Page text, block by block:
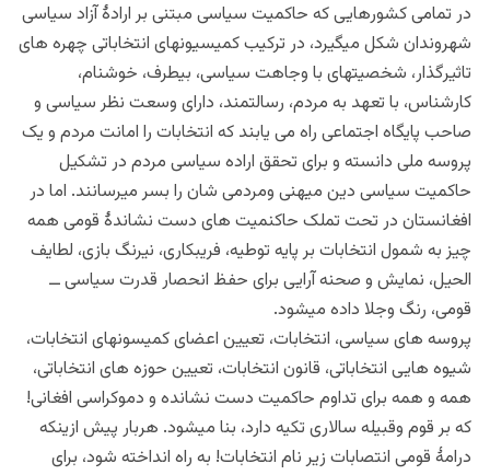
در تمامی کشورهایی که حاکمیت سیاسی مبتنی بر ارادۀ آزاد سیاسی
شهروندان شکل میگیرد، در ترکیب کمیسیونهای انتخاباتی چهره های
تاثیرگذار، شخصیتهای با وجاهت سیاسی، بیطرف، خوشنام،
کارشناس، با تعهد به مردم، رسالتمند، دارای وسعت نظر سیاسی و
صاحب پایگاه اجتماعی راه می یابند که انتخابات را امانت مردم و یک
پروسه ملی دانسته و برای تحقق اراده سیاسی مردم در تشکیل
حاکمیت سیاسی دین میهنی ومردمی شان را بسر میرسانند. اما در
افغانستان در تحت تملک حاکنمیت های دست نشاندۀ قومی همه
چیز به شمول انتخابات بر پایه توطیه، فریبکاری، نیرنگ بازی، لطایف
الحیل، نمایش و صحنه آرایی برای حفظ انحصار قدرت سیاسی ــ
قومی، رنگ وجلا داده میشود.
پروسه های سیاسی، انتخابات، تعیین اعضای کمیسونهای انتخابات،
شیوه هایی انتخاباتی، قانون انتخابات، تعیین حوزه های انتخاباتی،
همه و همه برای تداوم حاکمیت دست نشانده و دموکراسی افغانی!
که بر قوم وقبیله سالاری تکیه دارد، بنا میشود. هربار پیش ازینکه
درامۀ قومی انتصابات زیر نام انتخابات! به راه انداخته شود، برای